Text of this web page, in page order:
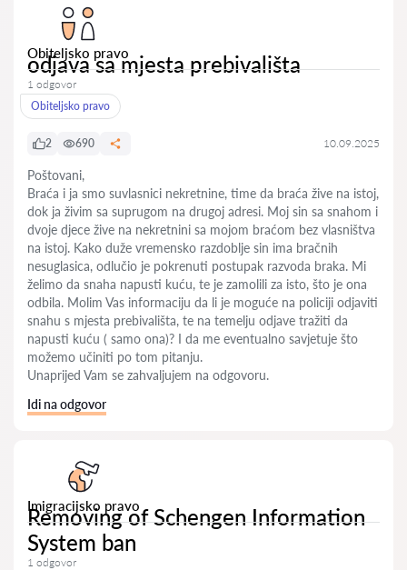
Obiteljsko pravo
odjava sa mjesta prebivališta
1 odgovor
Obiteljsko pravo
2 690 10.09.2025
Poštovani,
Braća i ja smo suvlasnici nekretnine, time da braća žive na istoj,
dok ja živim sa suprugom na drugoj adresi. Moj sin sa snahom i
dvoje djece žive na nekretnini sa mojom braćom bez vlasništva
na istoj. Kako duže vremensko razdoblje sin ima bračnih
nesuglasica, odlučio je pokrenuti postupak razvoda braka. Mi
želimo da snaha napusti kuću, te je zamolili za isto, što je ona
odbila. Molim Vas informaciju da li je moguće na policiji odjaviti
snahu s mjesta prebivališta, te na temelju odjave tražiti da
napusti kuću ( samo ona)? I da me eventualno savjetuje što
možemo učiniti po tom pitanju.
Unaprijed Vam se zahvaljujem na odgovoru.
Idi na odgovor
Imigracijsko pravo
Removing of Schengen Information
System ban
1 odgovor